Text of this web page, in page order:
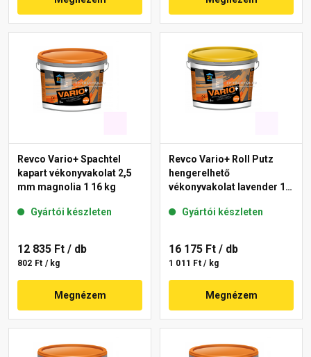
Revco Vario+ Spachtel
kapart vékonyvakolat 2,5
mm magnolia 1 16 kg
Gyártói készleten
12 835 Ft / db
802 Ft / kg
Megnézem
Revco Vario+ Roll Putz
hengerelhető
vékonyvakolat lavender 1
Gyártói készleten
16 175 Ft / db
1 011 Ft / kg
Megnézem